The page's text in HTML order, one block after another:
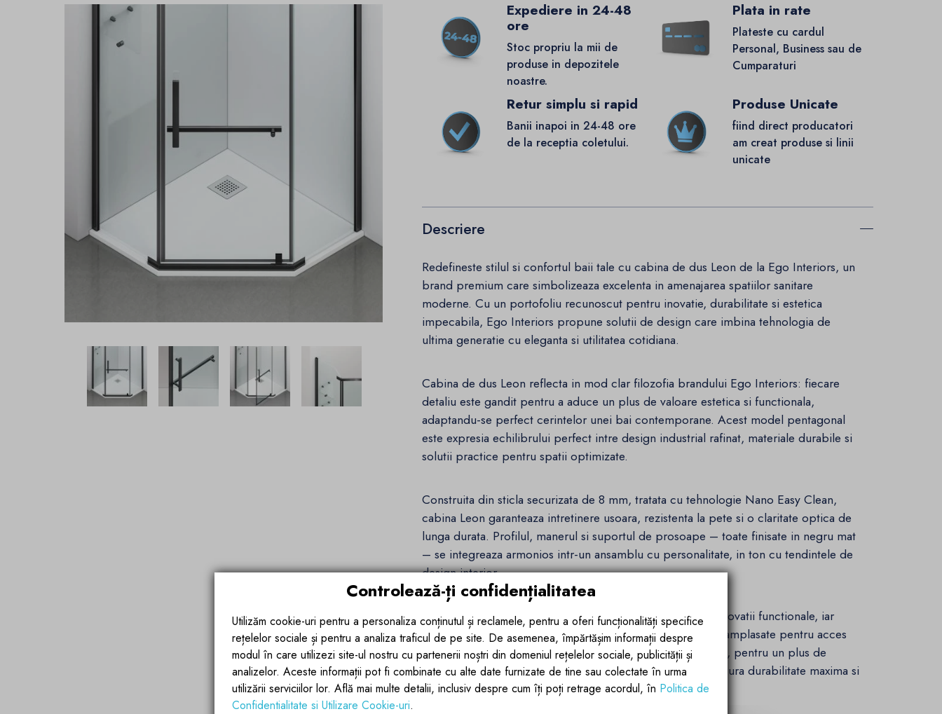
Expediere in 24-48
ore
Stoc propriu la mii de
produse in depozitele
noastre.
Plata in rate
Plateste cu cardul
Personal, Business sau de
Cumparaturi
Retur simplu si rapid
Banii inapoi in 24-48 ore
de la receptia coletului.
Produse Unicate
fiind direct producatori
am creat produse si linii
unicate
Descriere
Redefineste stilul si confortul baii tale cu cabina de dus Leon de la Ego Interiors, un
brand premium care simbolizeaza excelenta in amenajarea spatiilor sanitare
moderne. Cu un portofoliu recunoscut pentru inovatie, durabilitate si estetica
impecabila, Ego Interiors propune solutii de design care imbina tehnologia de
ultima generatie cu eleganta si utilitatea cotidiana.
Cabina de dus Leon reflecta in mod clar filozofia brandului Ego Interiors: fiecare
detaliu este gandit pentru a aduce un plus de valoare estetica si functionala,
adaptandu-se perfect cerintelor unei bai contemporane. Acest model pentagonal
este expresia echilibrului perfect intre design industrial rafinat, materiale durabile si
solutii practice pentru spatii optimizate.
Construita din sticla securizata de 8 mm, tratata cu tehnologie Nano Easy Clean,
cabina Leon garanteaza intretinere usoara, rezistenta la pete si o claritate optica de
lunga durata. Profilul, manerul si suportul de prosoape – toate finisate in negru mat
– se integreaza armonios intr-un ansamblu cu personalitate, in ton cu tendintele de
design interior.
Ego Interiors investeste constant in materiale premium si inovatii functionale, iar
modelul Leon este dotat cu doua rafturi din sticla, perfect amplasate pentru acces
usor la produsele de ingrijire, dar si cu usa batanta robusta, pentru un plus de
confort si siguranta. Structura solida din otel inoxidabil asigura durabilitate maxima si
rezistenta la umiditate si coroziune, fara compromisuri.
Controlează-ți confidențialitatea
Utilizăm cookie-uri pentru a personaliza conținutul și reclamele, pentru a oferi funcționalități specifice
rețelelor sociale și pentru a analiza traficul de pe site. De asemenea, împărtășim informații despre
modul în care utilizezi site-ul nostru cu partenerii noștri din domeniul rețelelor sociale, publicității și
analizelor. Aceste informații pot fi combinate cu alte date furnizate de tine sau colectate în urma
utilizării serviciilor lor. Află mai multe detalii, inclusiv despre cum îți poți retrage acordul, în Politica de
Confidentialitate si Utilizare Cookie-uri.